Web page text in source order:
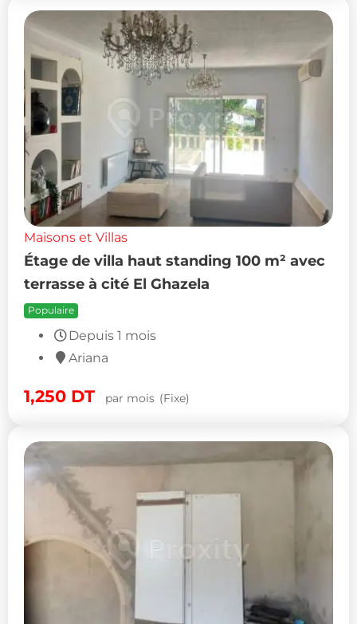
Maisons et Villas
Étage de villa haut standing 100 m² avec
terrasse à cité El Ghazela
Populaire
Depuis 1 mois
Ariana
1,250 DT par mois (Fixe)